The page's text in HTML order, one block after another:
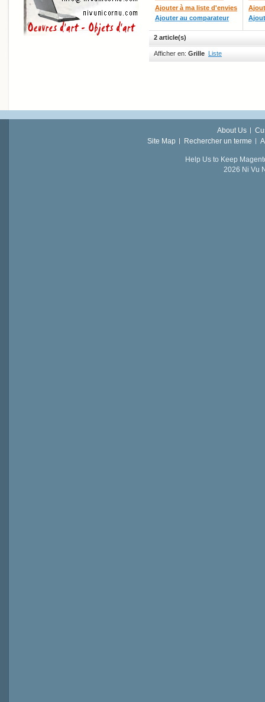
Ajouter à ma liste d'envies
Ajouter au comparateur
2 article(s)
Afficher en: Grille Liste
About Us
Site Map
Rechercher un terme
Help Us to Keep
2026 Ni Vu